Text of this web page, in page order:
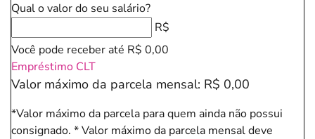
Qual o valor do seu salário?
R$
Você pode receber até R$ 0,00
Empréstimo CLT
Valor máximo da parcela mensal: R$ 0,00
*Valor máximo da parcela para quem ainda não possui
consignado. * Valor máximo da parcela mensal deve